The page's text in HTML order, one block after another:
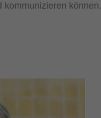
kommunizieren können.